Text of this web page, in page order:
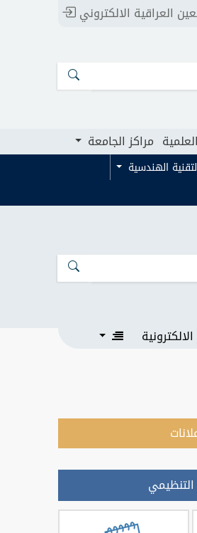
مراكز الجامعة
العراقية الالكتروني
مراكز الجامعة
الهندسية